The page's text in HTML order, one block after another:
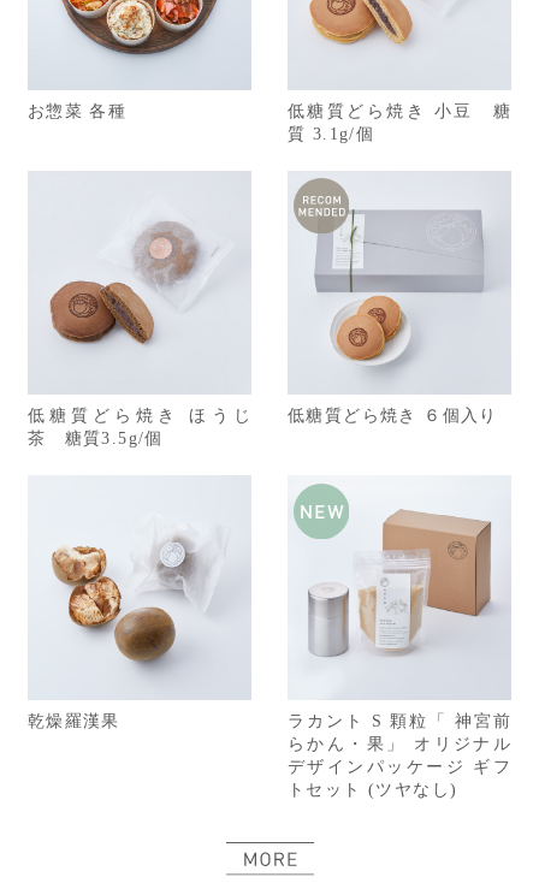
お惣菜 各種
低糖質どら焼き 小豆 糖
質 3.1g/個
低糖質どら焼き ほうじ
茶 糖質3.5g/個
低糖質どら焼き ６個入り
乾燥羅漢果
ラカント S 顆粒「 神宮前
らかん・果」 オリジナル
デザインパッケージ ギフ
トセット (ツヤなし)